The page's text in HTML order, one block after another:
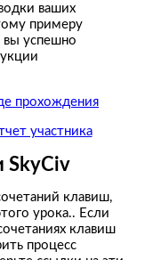
ваших
примеру
вы успешно
прохождения
участника
SkyCiv
клавиш,
урока.. Если
клавиш
процесс